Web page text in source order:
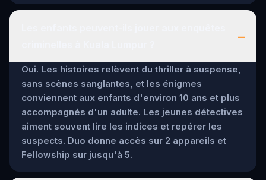
–
Oui. Les histoires relèvent du thriller à suspense,
sans scènes sanglantes, et les énigmes
conviennent aux enfants d'environ 10 ans et plus
accompagnés d'un adulte. Les jeunes détectives
aiment souvent lire les indices et repérer les
suspects. Duo donne accès sur 2 appareils et
Fellowship sur jusqu'à 5.